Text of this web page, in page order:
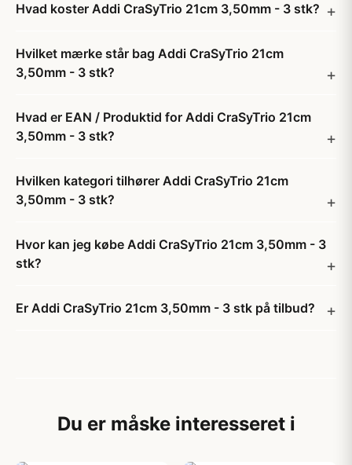
Hvad koster Addi CraSyTrio 21cm 3,50mm - 3 stk?
Hvilket mærke står bag Addi CraSyTrio 21cm
3,50mm - 3 stk?
Hvad er EAN / Produktid for Addi CraSyTrio 21cm
3,50mm - 3 stk?
Hvilken kategori tilhører Addi CraSyTrio 21cm
3,50mm - 3 stk?
Hvor kan jeg købe Addi CraSyTrio 21cm 3,50mm - 3
stk?
Er Addi CraSyTrio 21cm 3,50mm - 3 stk på tilbud?
Du er måske interesseret i